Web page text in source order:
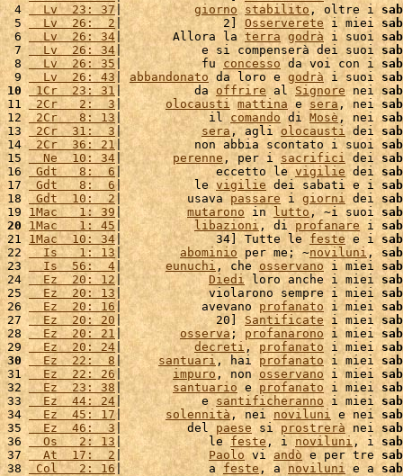
4
  Lv  23: 37
| giorno stabilito, oltre i
5
  Lv  26:  2
|              2] Osserverete i miei
6
  Lv  26: 34
|       Allora la terra godrà i suoi
7
  Lv  26: 34
|           e si compenserà dei suoi
8
  Lv  26: 35
|           fu concesso da voi con i
9
  Lv  26: 43
| abbandonato da loro e godrà i suoi
10
1Cr  23: 31 |          da offrire al Signore nei
11 2Cr   2:  3 | olocausti mattina e sera , nei
12
2Cr   8: 13 |            il comando di Mosè, nei
13
2Cr  31:  3| sera , agli olocausti dei
14 2Cr  36: 21 |          non abbia scontato i suoi
15
  Ne  10: 34
| perenne , per i sacrifici dei
16
Gdt   8:  6 |             eccetto le vigilie dei
17 Gdt   8:  6|          le vigilie dei sabati e i
18
Gdt  10:  2 |         usava passare i giorni dei
19 1Mac   1: 39 | mutarono in lutto, ~i suoi
20 1Mac   1: 45 | libazioni , di profanare i
21 1Mac  10: 34|             34] Tutte le feste e i
22
  Is   1: 13
| abominio per me; ~noviluni,
23
  Is  56:  4
| eunuchi , che osservano i miei
24
  Ez  20: 12
| Diedi loro anche i miei
25
  Ez  20: 13
|            violarono sempre i miei
26
  Ez  20: 16
|           avevano profanato i miei
27
  Ez  20: 20
|             20] Santificate i miei
28
  Ez  20: 21
| osserva ; profanarono i miei
29
  Ez  20: 24
| decreti, profanato i miei
30
  Ez  22:  8
| santuari, hai profanato i miei
31
  Ez  22: 26
| impuro, non osservano i miei
32
  Ez  23: 38
| santuario e profanato i miei
33
  Ez  44: 24
|           e santificheranno i miei
34
  Ez  45: 17
| solennità , nei noviluni e nei
35
  Ez  46:  3
|         del paese si prostrerà nei
36
  Os   2: 13
|            le feste, i noviluni , i
37
  At  17:  2
| Paolo vi andò e per tre
38
Col   2: 16|            a feste , a noviluni e a